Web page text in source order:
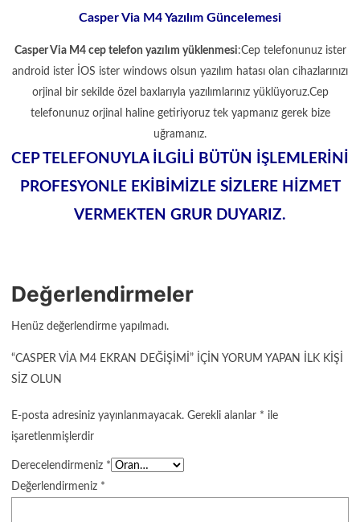
Casper Via M4 Yazılım Güncelemesi
Casper Via M4 cep telefon yazılım yüklenmesi:Cep telefonunuz ister
android ister İOS ister windows olsun yazılım hatası olan cihazlarınızı
orjinal bir sekilde özel baxlarıyla yazılımlarınız yüklüyoruz.Cep
telefonunuz orjinal haline getiriyoruz tek yapmanız gerek bize
uğramanız.
CEP TELEFONUYLA İLGİLİ BÜTÜN İŞLEMLERİNİ
PROFESYONLE EKİBİMİZLE SİZLERE HİZMET
VERMEKTEN GRUR DUYARIZ.
Değerlendirmeler
Henüz değerlendirme yapılmadı.
“CASPER VIA M4 EKRAN DEĞIŞIMI” IÇIN YORUM YAPAN ILK KIŞI
SIZ OLUN
E-posta adresiniz yayınlanmayacak. Gerekli alanlar * ile
işaretlenmişlerdir
Derecelendirmeniz *
Değerlendirmeniz *